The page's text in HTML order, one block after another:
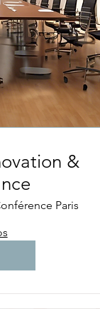
&
Paris